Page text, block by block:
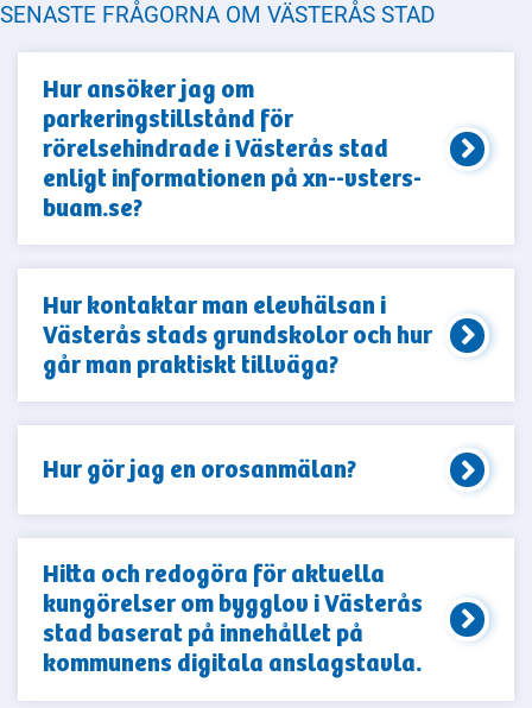
SENASTE FRÅGORNA OM VÄSTERÅS STAD
Hur ansöker jag om
parkeringstillstånd för
rörelsehindrade i Västerås stad
enligt informationen på xn--vsters-
buam.se?
Hur kontaktar man elevhälsan i
Västerås stads grundskolor och hur
går man praktiskt tillväga?
Hur gör jag en orosanmälan?
Hitta och redogöra för aktuella
kungörelser om bygglov i Västerås
stad baserat på innehållet på
kommunens digitala anslagstavla.